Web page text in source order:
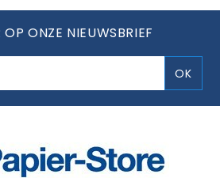
OP ONZE NIEUWSBRIEF